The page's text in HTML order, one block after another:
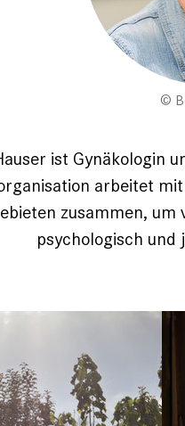
ist Gynäkologin
arbeitet
zusammen,
psychologisch und